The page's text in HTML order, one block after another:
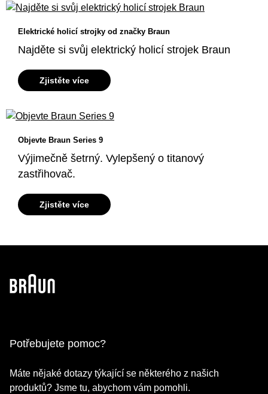
Elektrické holicí strojky od značky Braun
Najděte si svůj elektrický holicí strojek Braun
Zjistěte více
Objevte Braun Series 9
Výjimečně šetrný. Vylepšený o titanový
zastřihovač.
Zjistěte více
Potřebujete pomoc?
Máte nějaké dotazy týkající se některého z našich
produktů? Jsme tu, abychom vám pomohli.